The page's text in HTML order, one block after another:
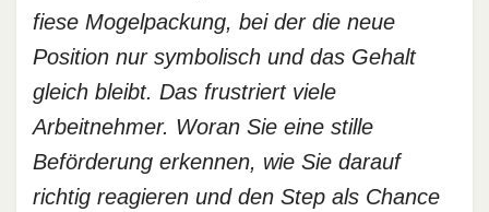
fiese Mogelpackung, bei der die neue
Position nur symbolisch und das Gehalt
gleich bleibt. Das frustriert viele
Arbeitnehmer. Woran Sie eine stille
Beförderung erkennen, wie Sie darauf
richtig reagieren und den Step als Chance